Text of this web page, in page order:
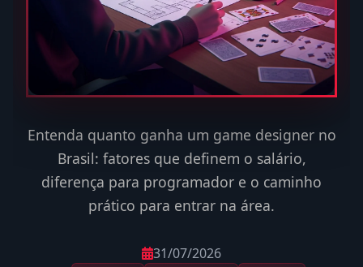
Entenda quanto ganha um game designer no
Brasil: fatores que definem o salário,
diferença para programador e o caminho
prático para entrar na área.
31/07/2026